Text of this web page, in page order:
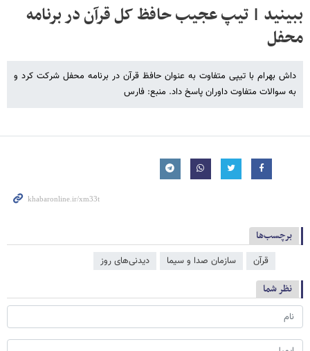
ببینید | تیپ عجیب حافظ کل قرآن در برنامه
محفل
داش بهرام با تیپی متفاوت به عنوان حافظ قرآن در برنامه محفل شرکت کرد و
به سوالات متفاوت داوران پاسخ داد. منبع: فارس
برچسب‌ها
قرآن سازمان صدا و سیما دیدنی‌های روز
نظر شما